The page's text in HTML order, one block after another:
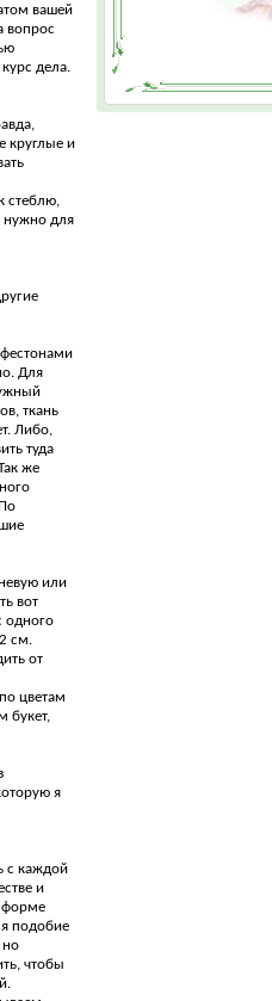
вашей
вопрос
дела.
круглые и
нужно для
Для
ткань
Либо,
туда
же
или
вот
одного
см.
от
цветам
букет,
я
с каждой
и
форме
подобие
но
чтобы